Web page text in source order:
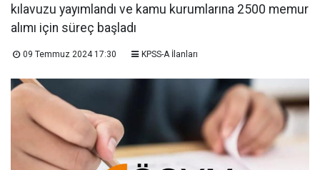
kılavuzu yayımlandı ve kamu kurumlarına 2500 memur
alımı için süreç başladı
09 Temmuz 2024 17:30 KPSS-A İlanları